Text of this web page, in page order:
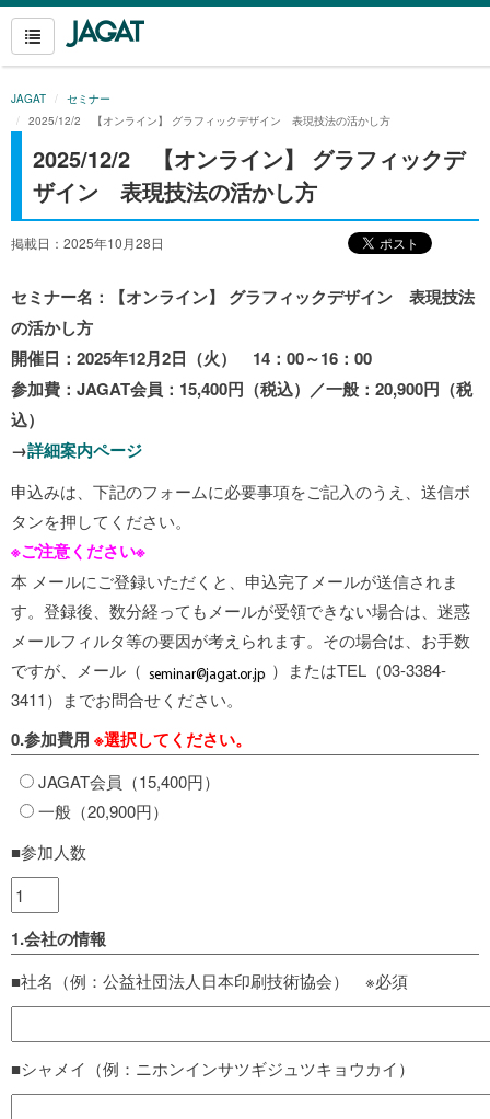
JAGAT
セミナー
2025/12/2 【オンライン】 グラフィックデザイン 表現技法の活かし方
2025/12/2 【オンライン】 グラフィックデ
ザイン 表現技法の活かし方
掲載日：2025年10月28日
セミナー名：【オンライン】 グラフィックデザイン 表現技法
の活かし方
開催日：2025年12月2日（火） 14：00～16：00
参加費：JAGAT会員：15,400円（税込）／一般：20,900円（税
込）
→詳細案内ページ
申込みは、下記のフォームに必要事項をご記入のうえ、送信ボ
タンを押してください。
※ご注意ください※
本 メールにご登録いただくと、申込完了メールが送信されま
す。登録後、数分経ってもメールが受領できない場合は、迷惑
メールフィルタ等の要因が考えられます。その場合は、お手数
ですが、メール（
）またはTEL（03-3384-
3411）までお問合せください。
0.参加費用 ※選択してください。
JAGAT会員（15,400円）
一般（20,900円）
■参加人数
1.会社の情報
■社名（例：公益社団法人日本印刷技術協会） ※必須
■シャメイ（例：ニホンインサツギジュツキョウカイ）